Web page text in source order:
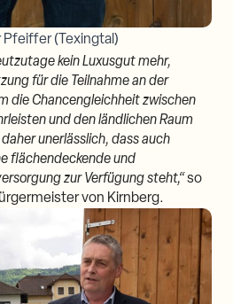
(Texingtal)
kein Luxusgut mehr,
für die Teilnahme an der
die Chancengleichheit zwischen
und den ländlichen Raum
unerlässlich, dass auch
flächendeckende und
zur Verfügung steht,“so
von Kirnberg.